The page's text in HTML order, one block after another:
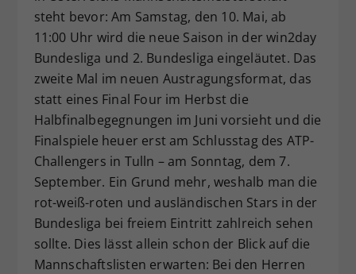
steht bevor: Am Samstag, den 10. Mai, ab
11:00 Uhr wird die neue Saison in der win2day
Bundesliga und 2. Bundesliga eingeläutet. Das
zweite Mal im neuen Austragungsformat, das
statt eines Final Four im Herbst die
Halbfinalbegegnungen im Juni vorsieht und die
Finalspiele heuer erst am Schlusstag des ATP-
Challengers in Tulln – am Sonntag, dem 7.
September. Ein Grund mehr, weshalb man die
rot-weiß-roten und ausländischen Stars in der
Bundesliga bei freiem Eintritt zahlreich sehen
sollte. Dies lässt allein schon der Blick auf die
Mannschaftslisten erwarten: Bei den Herren
Zweck
Dieser Wert speichert Ihre Consent-
Einstellungen. Unter anderem eine
zufällig generierte ID, für die
historische Speicherung Ihrer
vorgenommen Einstellungen, falls der
Webseiten-Betreiber dies eingestellt
hat.